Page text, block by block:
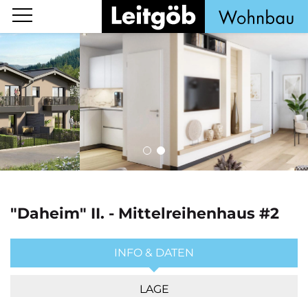
"Daheim" II. - Mittelreihenhaus #2
INFO & DATEN
LAGE